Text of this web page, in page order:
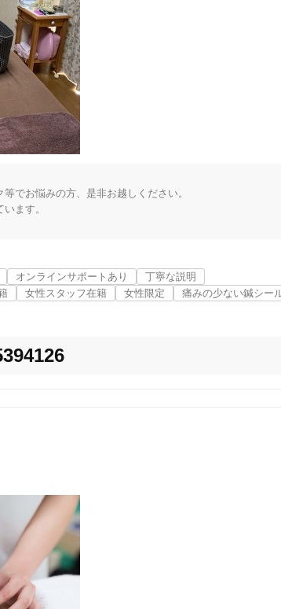
16 件
でお悩みの方、是非お越しください。
ます。
オンラインサポートあり
丁寧な説明
女性スタッフ在籍 女性限定
痛みの少ない鍼シー